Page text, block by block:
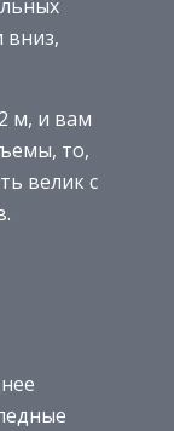
вниз,
м, и вам
то,
велик с